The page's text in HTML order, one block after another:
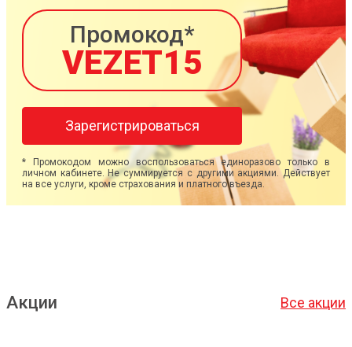
Промокод*
VEZET15
Зарегистрироваться
* Промокодом можно воспользоваться единоразово только в
личном кабинете. Не суммируется с другими акциями. Действует
на все услуги, кроме страхования и платного въезда.
Акции Все акции